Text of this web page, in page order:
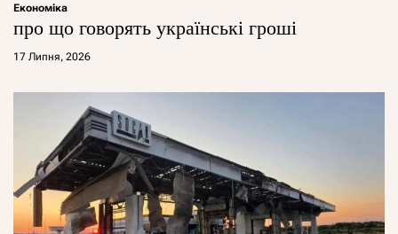
Економіка
про що говорять українські гроші
17 Липня, 2026